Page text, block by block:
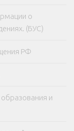
о
(БУС)
РФ
и